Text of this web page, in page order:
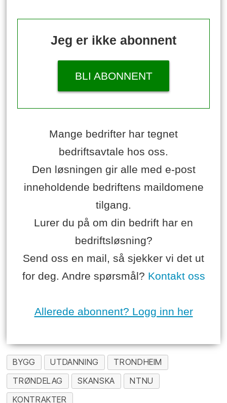
Jeg er ikke abonnent
BLI ABONNENT
Mange bedrifter har tegnet
bedriftsavtale hos oss.
Den løsningen gir alle med e-post
inneholdende bedriftens maildomene
tilgang.
Lurer du på om din bedrift har en
bedriftsløsning?
Send oss en mail, så sjekker vi det ut
for deg. Andre spørsmål? Kontakt oss
Allerede abonnent? Logg inn her
BYGG UTDANNING
TRONDHEIM
TRØNDELAG
SKANSKA
NTNU
KONTRAKTER